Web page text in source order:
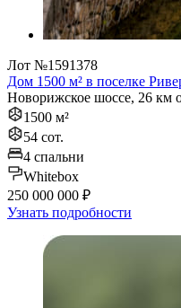
Лот №1591378
Дом 1500 м² в поселке
Новорижское шоссе, 26
1500 м²
54 сот.
4 спальни
Whitebox
250 000 000 ₽
Узнать подробности